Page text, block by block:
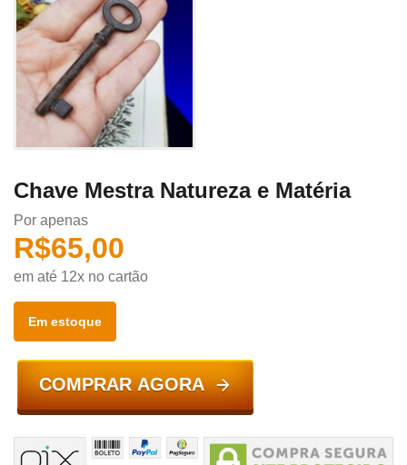
Chave Mestra Natureza e Matéria
Por apenas
R$65,00
em até 12x no cartão
Em estoque
COMPRAR AGORA